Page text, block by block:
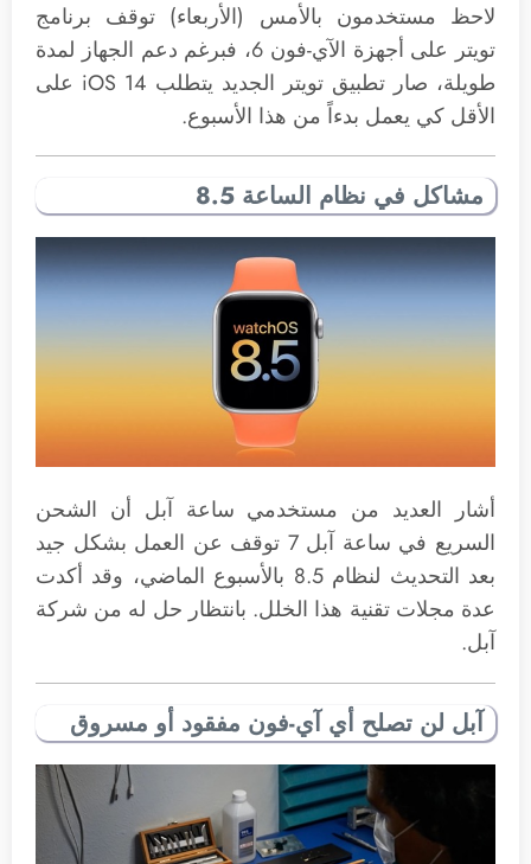
لاحظ مستخدمون بالأمس (الأربعاء) توقف برنامج
تويتر على أجهزة الآي-فون 6، فبرغم دعم الجهاز لمدة
طويلة، صار تطبيق تويتر الجديد يتطلب iOS 14 على
الأقل كي يعمل بدءاً من هذا الأسبوع.
مشاكل في نظام الساعة 8.5
أشار العديد من مستخدمي ساعة آبل أن الشحن
السريع في ساعة آبل 7 توقف عن العمل بشكل جيد
بعد التحديث لنظام 8.5 بالأسبوع الماضي، وقد أكدت
عدة مجلات تقنية هذا الخلل. بانتظار حل له من شركة
آبل.
آبل لن تصلح أي آي-فون مفقود أو مسروق